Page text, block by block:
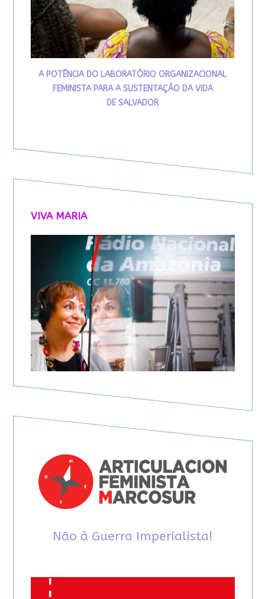
A POTÊNCIA DO LABORATÓRIO ORGANIZACIONAL
FEMINISTA PARA A SUSTENTAÇÃO DA VIDA
DE SALVADOR
VIVA MARIA
Não à Guerra Imperialista!